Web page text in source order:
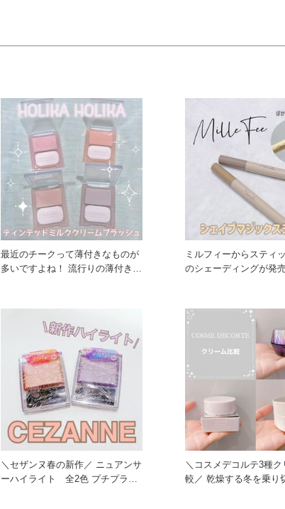
最近のチークって薄付きなものが
多いですよね！ 流行りの薄付きで
ミルフィーからスティ
のシェーディングが発売
＼セザンヌ春の新作／ ニュアンサ
ーハイライト 全2色 プチプラの
＼コスメデコルテ3種ク
較／ 乾燥する冬を乗り切るにはク